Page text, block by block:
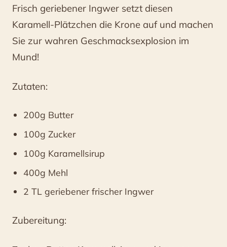
Frisch geriebener Ingwer setzt diesen
Karamell-Plätzchen die Krone auf und machen
Sie zur wahren Geschmacksexplosion im
Mund!
Zutaten:
200g Butter
100g Zucker
100g Karamellsirup
400g Mehl
2 TL geriebener frischer Ingwer
Zubereitung: